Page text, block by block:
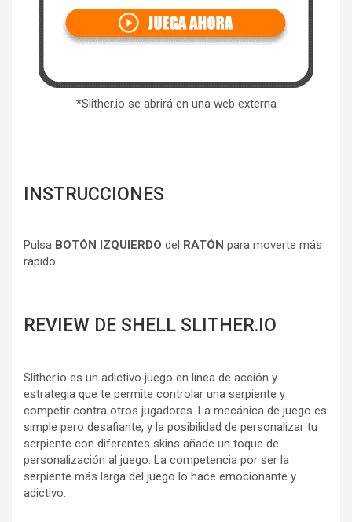
*Slither.io se abrirá en una web externa
INSTRUCCIONES
Pulsa BOTÓN IZQUIERDO del RATÓN para moverte más
rápido.
REVIEW DE SHELL SLITHER.IO
Slither.io es un adictivo juego en línea de acción y
estrategia que te permite controlar una serpiente y
competir contra otros jugadores. La mecánica de juego es
simple pero desafiante, y la posibilidad de personalizar tu
serpiente con diferentes skins añade un toque de
personalización al juego. La competencia por ser la
serpiente más larga del juego lo hace emocionante y
adictivo.